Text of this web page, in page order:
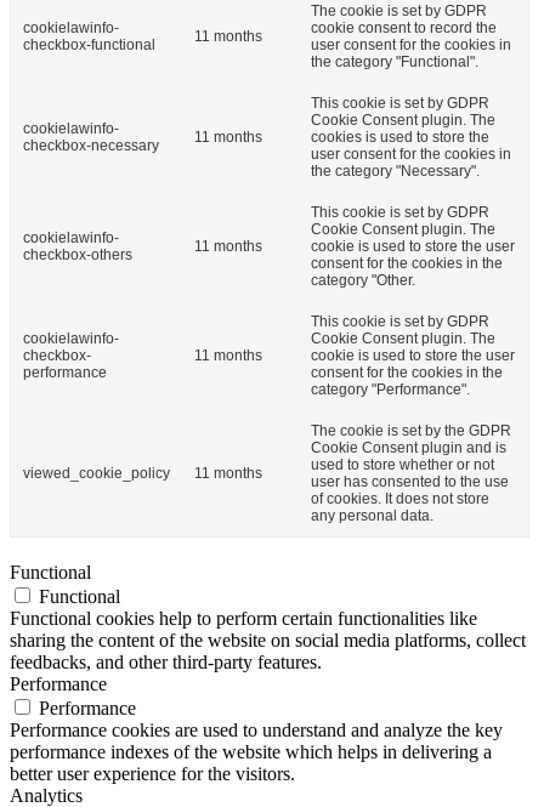
cookielawinfo-
checkbox-functional
11 months
The cookie is set by GDPR
cookie consent to record the
user consent for the cookies in
the category "Functional".
cookielawinfo-
checkbox-necessary
11 months
This cookie is set by GDPR
Cookie Consent plugin. The
cookies is used to store the
user consent for the cookies in
the category "Necessary".
cookielawinfo-
checkbox-others
11 months
This cookie is set by GDPR
Cookie Consent plugin. The
cookie is used to store the user
consent for the cookies in the
category "Other.
cookielawinfo-
checkbox-
performance
11 months
This cookie is set by GDPR
Cookie Consent plugin. The
cookie is used to store the user
consent for the cookies in the
category "Performance".
viewed_cookie_policy 11 months
The cookie is set by the GDPR
Cookie Consent plugin and is
used to store whether or not
user has consented to the use
of cookies. It does not store
any personal data.
Functional
Functional
Functional cookies help to perform certain functionalities like
sharing the content of the website on social media platforms, collect
feedbacks, and other third-party features.
Performance
Performance
Performance cookies are used to understand and analyze the key
performance indexes of the website which helps in delivering a
better user experience for the visitors.
Analytics